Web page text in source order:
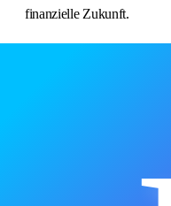
finanzielle Zukunft.